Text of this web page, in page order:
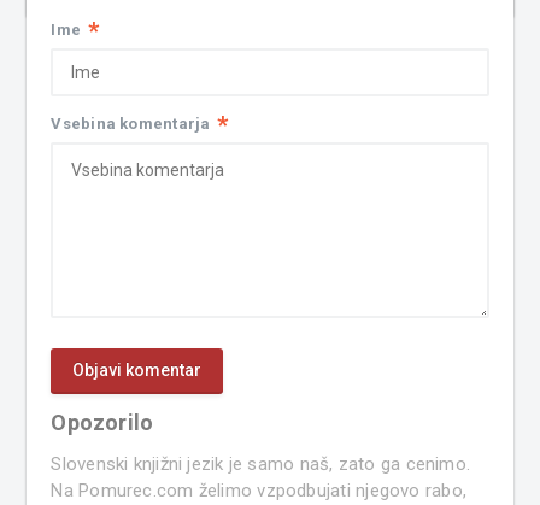
Ime *
Vsebina komentarja *
Opozorilo
Slovenski knjižni jezik je samo naš, zato ga cenimo.
Na Pomurec.com želimo vzpodbujati njegovo rabo,